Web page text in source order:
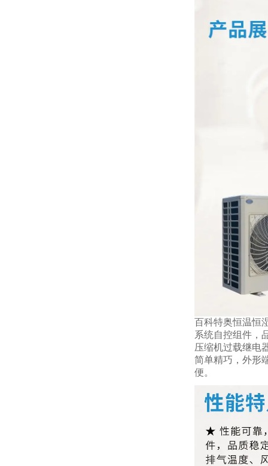
百科特奥恒温恒
系统自控组件，
压缩机过载继电
简单精巧，外形
便。